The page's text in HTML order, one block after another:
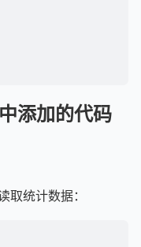
添加的代码
取统计数据：